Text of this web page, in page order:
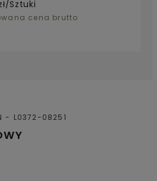
Sztuki
cena brutto
L0372-08251